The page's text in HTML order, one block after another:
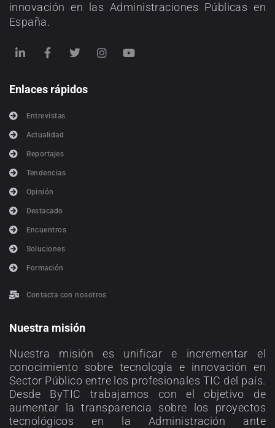
innovación en las Administraciones Públicas en
España.
Enlaces rápidos
Entrevistas
Actualidad
Reportajes
Tendencias
Opinión
Destacado
Encuentros
Soluciones
Formación
Contacta con nosotros
Nuestra misión
Nuestra misión es unificar e incrementar el
conocimiento sobre tecnología e innovación en
Sector Público entre los profesionales TIC del país.
Desde ByTIC trabajamos con el objetivo de
aumentar la transparencia sobre los proyectos
tecnológicos en la Administración ante